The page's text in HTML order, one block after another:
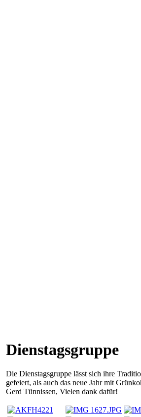
Dienstagsgruppe
Die Dienstagsgruppe lässt sich ihre
gefeiert, als auch das neue Jahr mit
Gerd Tünnissen, Vielen dank dafür!